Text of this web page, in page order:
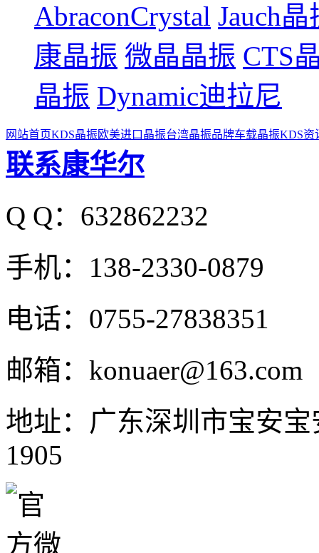
AbraconCrystal Jauch晶
康晶振 微晶晶振 CTS
晶振 Dynamic迪拉尼
网站首页KDS晶振欧美进口晶振台湾晶振品牌车载晶振KDS资
联系康华尔
Q Q：632862232
手机：138-2330-0879
电话：0755-27838351
邮箱：konuaer@163.com
地址：广东深圳市宝安
1905